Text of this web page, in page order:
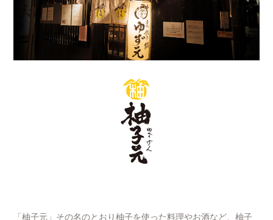
「柚子元」その名のとおり柚子を使った料理やお酒など、柚子